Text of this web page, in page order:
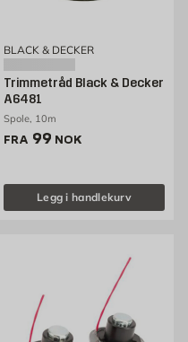
BLACK & DECKER
Trimmetråd Black & Decker
A6481
Spole, 10m
FRA Pris 99 NOK /stk
99 NOK
Legg i handlekurv